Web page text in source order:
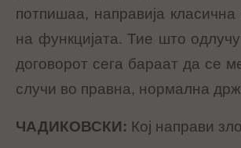
потпишаа, направија
на функцијата. Тие што
договорот сега бараат да се
случи во правна, нормална
ЧАДИКОВСКИ: Кој направи